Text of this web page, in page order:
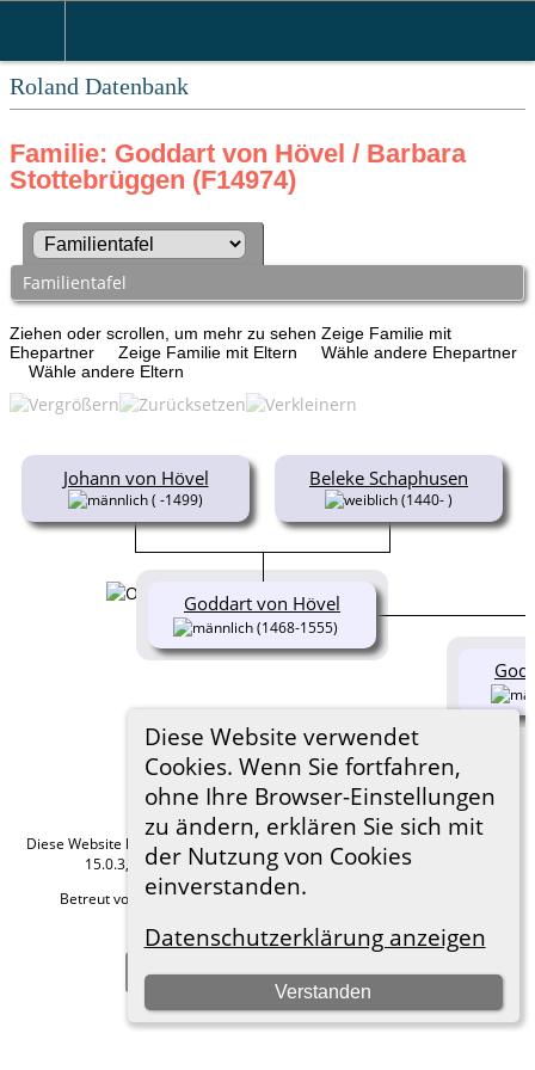
Roland Datenbank
Diese Website verwendet
Cookies. Wenn Sie fortfahren,
ohne Ihre Browser-Einstellungen
zu ändern, erklären Sie sich mit
der Nutzung von Cookies
einverstanden.
Datenschutzerklärung anzeigen
Verstanden
Familie: Goddart von Hövel / Barbara
Stottebrüggen (F14974)
Familientafel
Ziehen oder scrollen, um mehr zu sehen Zeige Familie mit
Ehepartner
Zeige Familie mit Eltern
Wähle andere Ehepartner
Wähle andere Eltern
Johann von Hövel
( -1499)
Beleke Schaphusen
(1440- )
Goddart von Hövel
(1468-1555)
Diese Website läuft mit The Next Generation of Genealogy Sitebuilding
15.0.3, programmiert von Darrin Lythgoe © 2001-2026.
Betreut von
Roland zu Dortmund e.V.. |
Hier geht es zum Impressum
Zur Desktop-Webseite wechseln